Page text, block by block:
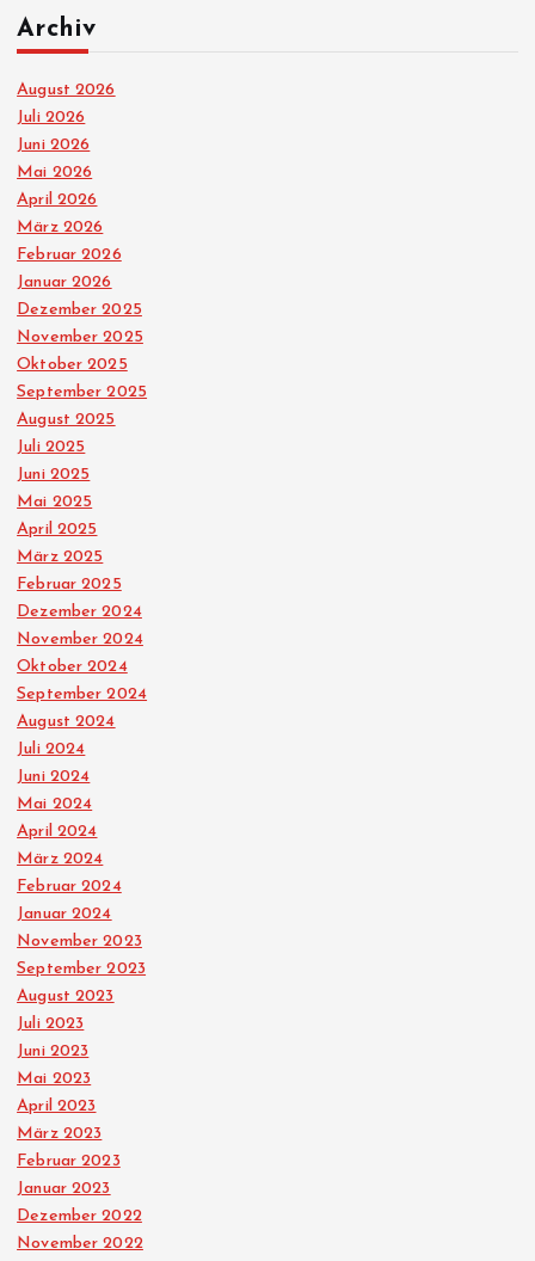
Archiv
August 2026
Juli 2026
Juni 2026
Mai 2026
April 2026
März 2026
Februar 2026
Januar 2026
Dezember 2025
November 2025
Oktober 2025
September 2025
August 2025
Juli 2025
Juni 2025
Mai 2025
April 2025
März 2025
Februar 2025
Dezember 2024
November 2024
Oktober 2024
September 2024
August 2024
Juli 2024
Juni 2024
Mai 2024
April 2024
März 2024
Februar 2024
Januar 2024
November 2023
September 2023
August 2023
Juli 2023
Juni 2023
Mai 2023
April 2023
März 2023
Februar 2023
Januar 2023
Dezember 2022
November 2022